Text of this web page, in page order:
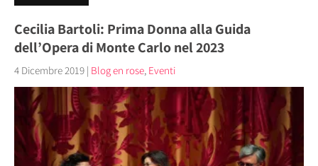
Cecilia Bartoli: Prima Donna alla Guida
dell’Opera di Monte Carlo nel 2023
4 Dicembre 2019 | Blog en rose, Eventi